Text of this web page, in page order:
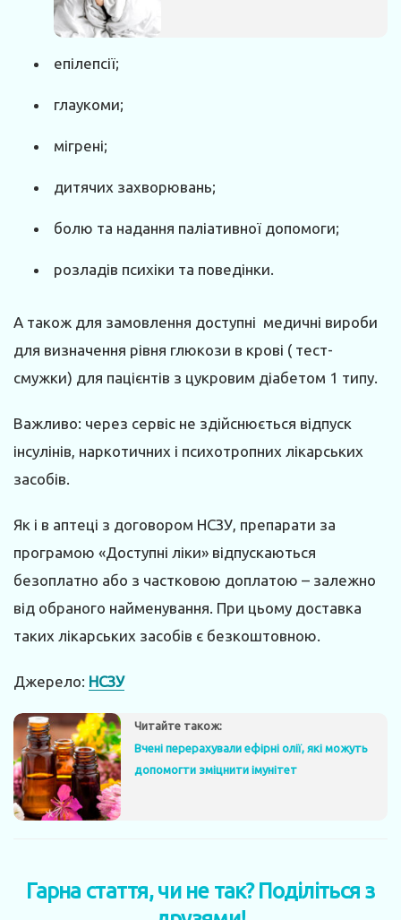
епілепсії;
глаукоми;
мігрені;
дитячих захворювань;
болю та надання паліативної допомоги;
розладів психіки та поведінки.
А також для замовлення доступні медичні вироби
для визначення рівня глюкози в крові ( тест-
смужки) для пацієнтів з цукровим діабетом 1 типу.
Важливо: через сервіс не здійснюється відпуск
інсулінів, наркотичних і психотропних лікарських
засобів.
Як і в аптеці з договором НСЗУ, препарати за
програмою «Доступні ліки» відпускаються
безоплатно або з частковою доплатою – залежно
від обраного найменування. При цьому доставка
таких лікарських засобів є безкоштовною.
Джерело: НСЗУ
Читайте також:
Вчені перерахували ефірні олії, які можуть
допомогти зміцнити імунітет
Гарна стаття, чи не так? Поділіться з